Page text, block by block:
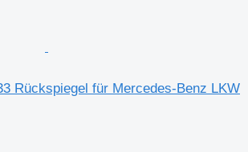
Rückspiegel für Mercedes-Benz LKW